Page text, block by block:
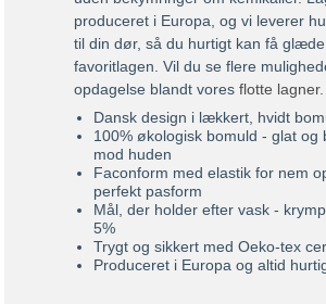
produceret i Europa, og vi leverer
til din dør, så du hurtigt kan få
favoritlagen. Vil du se flere
opdagelse blandt voresflotte lagner.
Dansk design i lækkert, hvidt
100% økologisk bomuld - glat og
mod huden
Faconform med elastik for nem
perfekt pasform
Mål, der holder efter vask -
5%
Trygt og sikkert med Oeko-tex
Produceret i Europa og altid